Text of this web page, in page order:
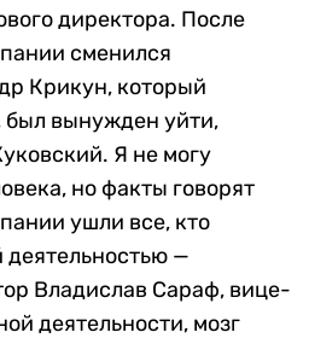
директора. После
сменился
Крикун, который
был вынужден уйти,
Я не могу
но факты говорят
ушли все, кто
деятельностью —
Владислав Сараф, вице-
деятельности, мозг